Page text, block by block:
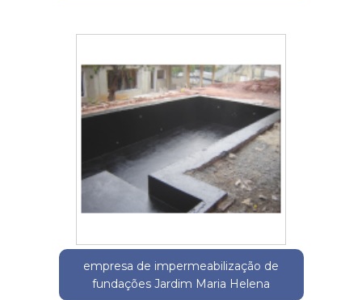
empresa de impermeabilização de
fundações Jardim Maria Helena